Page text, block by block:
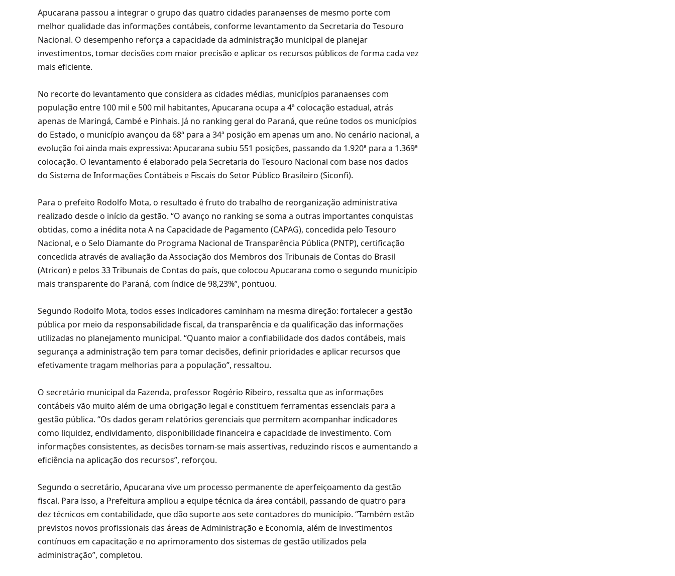
Apucarana passou a integrar o grupo das quatro cidades paranaenses de mesmo porte com
melhor qualidade das informações contábeis, conforme levantamento da Secretaria do Tesouro
Nacional. O desempenho reforça a capacidade da administração municipal de planejar
investimentos, tomar decisões com maior precisão e aplicar os recursos públicos de forma cada vez
mais eficiente.
No recorte do levantamento que considera as cidades médias, municípios paranaenses com
população entre 100 mil e 500 mil habitantes, Apucarana ocupa a 4ª colocação estadual, atrás
apenas de Maringá, Cambé e Pinhais. Já no ranking geral do Paraná, que reúne todos os municípios
do Estado, o município avançou da 68ª para a 34ª posição em apenas um ano. No cenário nacional, a
evolução foi ainda mais expressiva: Apucarana subiu 551 posições, passando da 1.920ª para a 1.369ª
colocação. O levantamento é elaborado pela Secretaria do Tesouro Nacional com base nos dados
do Sistema de Informações Contábeis e Fiscais do Setor Público Brasileiro (Siconfi).
Para o prefeito Rodolfo Mota, o resultado é fruto do trabalho de reorganização administrativa
realizado desde o início da gestão. “O avanço no ranking se soma a outras importantes conquistas
obtidas, como a inédita nota A na Capacidade de Pagamento (CAPAG), concedida pelo Tesouro
Nacional, e o Selo Diamante do Programa Nacional de Transparência Pública (PNTP), certificação
concedida através de avaliação da Associação dos Membros dos Tribunais de Contas do Brasil
(Atricon) e pelos 33 Tribunais de Contas do país, que colocou Apucarana como o segundo município
mais transparente do Paraná, com índice de 98,23%”, pontuou.
Segundo Rodolfo Mota, todos esses indicadores caminham na mesma direção: fortalecer a gestão
pública por meio da responsabilidade fiscal, da transparência e da qualificação das informações
utilizadas no planejamento municipal. “Quanto maior a confiabilidade dos dados contábeis, mais
segurança a administração tem para tomar decisões, definir prioridades e aplicar recursos que
efetivamente tragam melhorias para a população”, ressaltou.
O secretário municipal da Fazenda, professor Rogério Ribeiro, ressalta que as informações
contábeis vão muito além de uma obrigação legal e constituem ferramentas essenciais para a
gestão pública. “Os dados geram relatórios gerenciais que permitem acompanhar indicadores
como liquidez, endividamento, disponibilidade financeira e capacidade de investimento. Com
informações consistentes, as decisões tornam-se mais assertivas, reduzindo riscos e aumentando a
eficiência na aplicação dos recursos”, reforçou.
Segundo o secretário, Apucarana vive um processo permanente de aperfeiçoamento da gestão
fiscal. Para isso, a Prefeitura ampliou a equipe técnica da área contábil, passando de quatro para
dez técnicos em contabilidade, que dão suporte aos sete contadores do município. “Também estão
previstos novos profissionais das áreas de Administração e Economia, além de investimentos
contínuos em capacitação e no aprimoramento dos sistemas de gestão utilizados pela
administração”, completou.